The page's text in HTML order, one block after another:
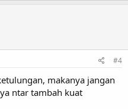
#4
makanya jangan
ntar tambah kuat